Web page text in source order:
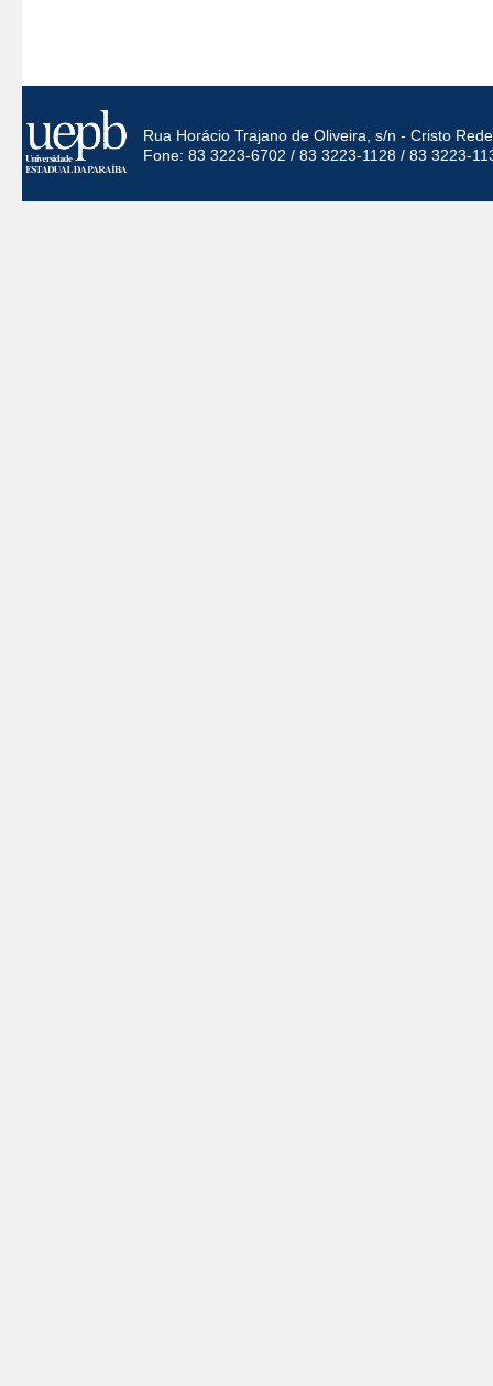
Rua Horácio Trajano de Oliveira, s/n - Cristo
Fone: 83 3223-6702 / 83 3223-1128 / 83 3223-